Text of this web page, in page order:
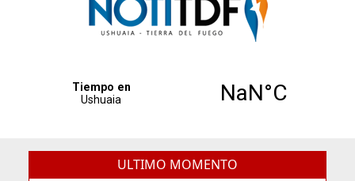
ULTIMO MOMENTO